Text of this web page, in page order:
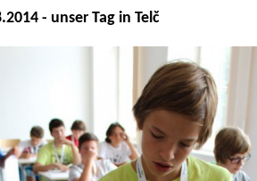
- unser Tag in Telč